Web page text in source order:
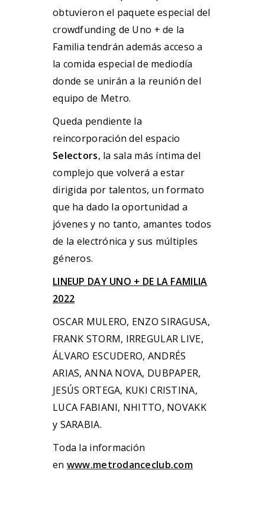
obtuvieron el paquete especial del
crowdfunding de Uno + de la
Familia tendrán además acceso a
la comida especial de mediodía
donde se unirán a la reunión del
equipo de Metro.
Queda pendiente la
reincorporación del espacio
Selectors, la sala más íntima del
complejo que volverá a estar
dirigida por talentos, un formato
que ha dado la oportunidad a
jóvenes y no tanto, amantes todos
de la electrónica y sus múltiples
géneros.
LINEUP DAY UNO + DE LA FAMILIA
2022
OSCAR MULERO, ENZO SIRAGUSA,
FRANK STORM, IRREGULAR LIVE,
ÁLVARO ESCUDERO, ANDRÉS
ARIAS, ANNA NOVA, DUBPAPER,
JESÚS ORTEGA, KUKI CRISTINA,
LUCA FABIANI, NHITTO, NOVAKK
y SARABIA.
Toda la información
en www.metrodanceclub.com